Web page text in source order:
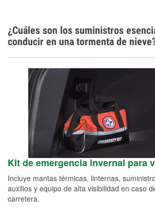
¿Cuáles son los suministros
conducir en una tormenta de
Kit de emergencia invernal para
Incluye mantas térmicas, linternas,
auxilios y equipo de alta visibilidad en caso
carretera.